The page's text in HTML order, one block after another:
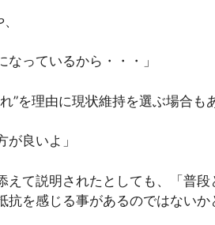
なっているから・・・」
”を理由に現状維持を選ぶ場合も
が良いよ」
えて説明されたとしても、「普
抗を感じる事があるのではない